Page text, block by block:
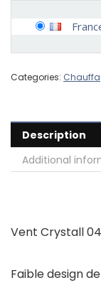
Categories:
Description
Additional
Vent Crystall
Faible design